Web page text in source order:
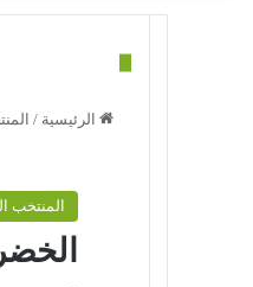
الرئيسية /
المنتخب